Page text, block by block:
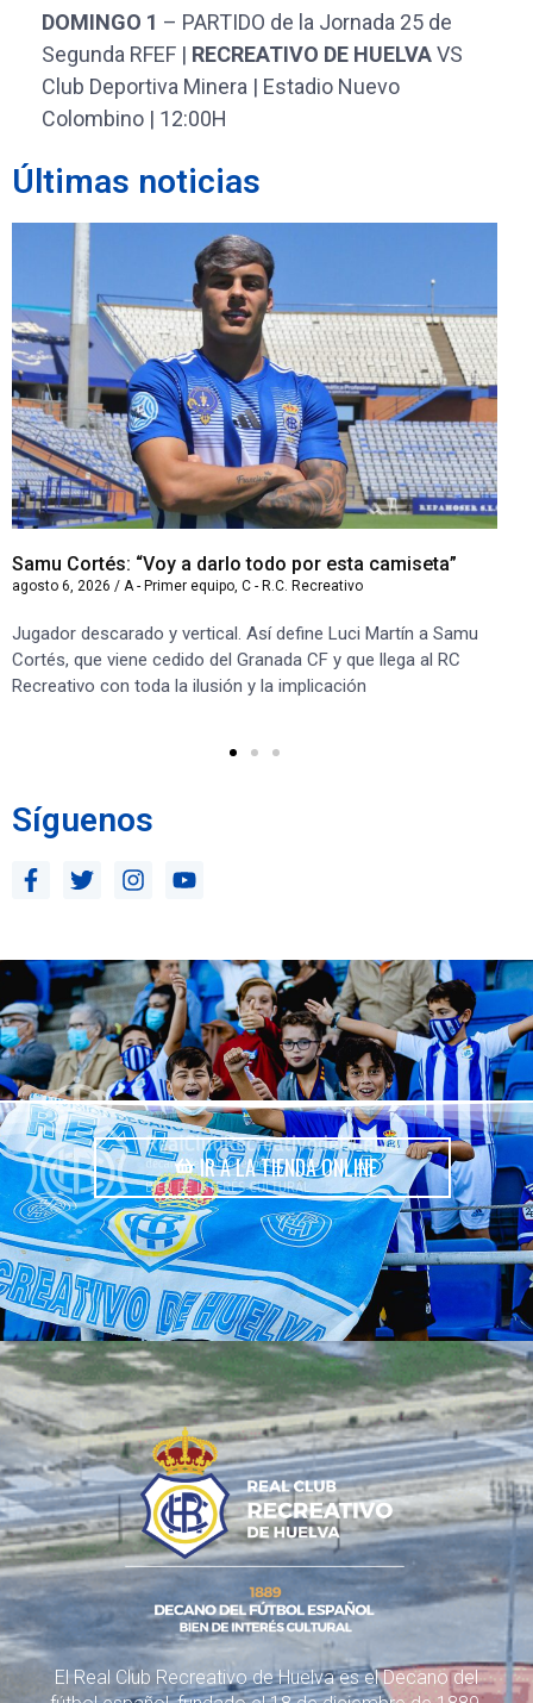
DOMINGO 1 – PARTIDO de la Jornada 25 de
Segunda RFEF | RECREATIVO DE HUELVAVS
Club Deportiva Minera | Estadio Nuevo
Colombino | 12:00H
Últimas noticias
Samu Cortés: “Voy a darlo todo por esta camiseta”
agosto 6, 2026 / A - Primer equipo C - R.C. Recreativo
Jugador descarado y vertical. Así define Luci Martín a Samu
Cortés, que viene cedido del Granada CF y que llega al RC
Recreativo con toda la ilusión y la implicación
Síguenos
IR A LA TIENDA ONLINE
El Real Club Recreativo de Huelva es el Decano del